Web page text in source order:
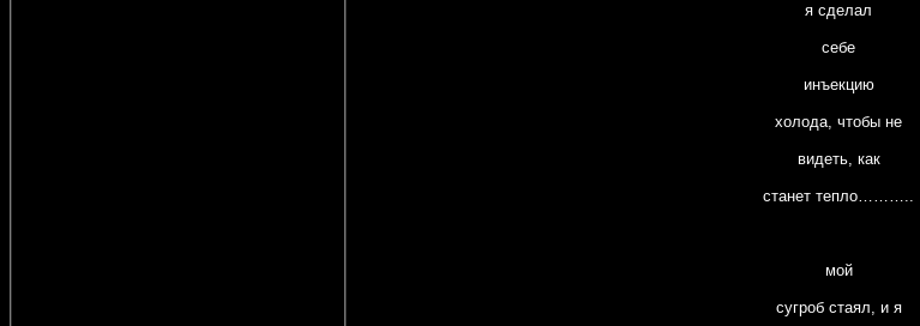
я сделал
себе
инъекцию
холода, чтобы не
видеть, как
станет тепло………..
мой
сугроб стаял, и я